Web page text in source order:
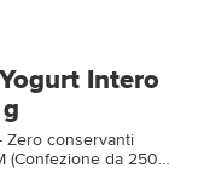
Intero
Zero conservanti
(Confezione da 250